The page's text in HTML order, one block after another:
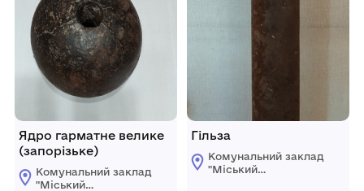
Ядро гарматне велике
(запорізьке)
Комунальний заклад
"Міський
Гільза
Комунальний заклад
"Міський